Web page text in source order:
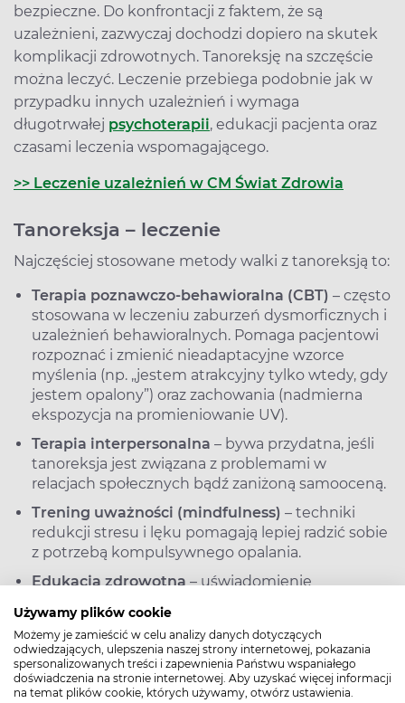
Używamy plików cookie
Możemy je zamieścić w celu analizy danych dotyczących
odwiedzających, ulepszenia naszej strony internetowej, pokazania
spersonalizowanych treści i zapewnienia Państwu wspaniałego
doświadczenia na stronie internetowej. Aby uzyskać więcej informacji
na temat plików cookie, których używamy, otwórz ustawienia.
bezpieczne. Do konfrontacji z faktem, że są
uzależnieni, zazwyczaj dochodzi dopiero na skutek
komplikacji zdrowotnych. Tanoreksję na szczęście
można leczyć. Leczenie przebiega podobnie jak w
przypadku innych uzależnień i wymaga
długotrwałej psychoterapii, edukacji pacjenta oraz
czasami leczenia wspomagającego.
>> Leczenie uzależnień w CM Świat Zdrowia
Tanoreksja – leczenie
Najczęściej stosowane metody walki z tanoreksją to:
Terapia poznawczo-behawioralna (CBT) – często
stosowana w leczeniu zaburzeń dysmorficznych i
uzależnień behawioralnych. Pomaga pacjentowi
rozpoznać i zmienić nieadaptacyjne wzorce
myślenia (np. „jestem atrakcyjny tylko wtedy, gdy
jestem opalony”) oraz zachowania (nadmierna
ekspozycja na promieniowanie UV).
Terapia interpersonalna – bywa przydatna, jeśli
tanoreksja jest związana z problemami w
relacjach społecznych bądź zaniżoną samooceną.
Trening uważności (mindfulness) – techniki
redukcji stresu i lęku pomagają lepiej radzić sobie
z potrzebą kompulsywnego opalania.
Edukacja zdrowotna – uświadomienie
promieniowanie UV (nowotwory skóry,
fotostarzenie, etc.), nauczenie go alternatywnych
sposobów dbania o wygląd (np. stosowanie
bezpiecznych kosmetyków brązujących lub